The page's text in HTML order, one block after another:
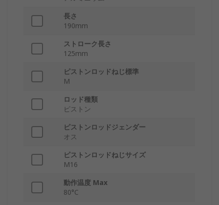
長さ
190mm
ストローク長さ
125mm
ピストンロッドねじ標準
M
ロッド種類
ピストン
ピストンロッドジェンダー
オス
ピストンロッドねじサイズ
M16
動作温度 Max
80°C